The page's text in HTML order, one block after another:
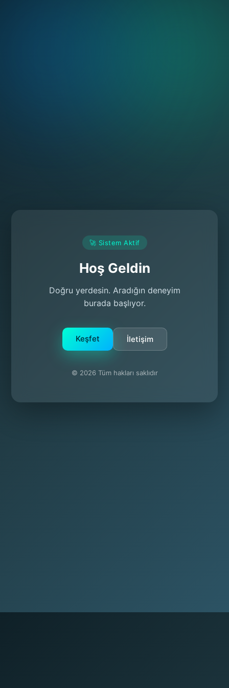
🚀 Sistem Aktif
Hoş Geldin
Doğru yerdesin. Aradığın deneyim
burada başlıyor.
Keşfet İletişim
© 2026 Tüm hakları saklıdır